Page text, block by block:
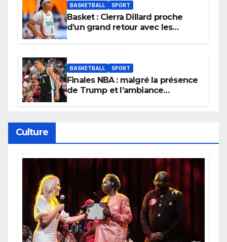
BASKETBALL SPORT
Basket : Cierra Dillard proche
d’un grand retour avec les
BASKETBALL SPORT
Finales NBA : malgré la présence
de Trump et l’ambiance
Culture